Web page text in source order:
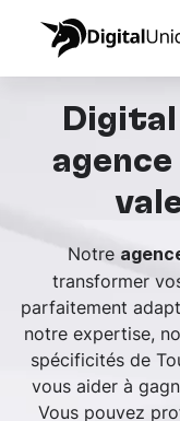
agence
Notre
transformer
parfaitement
notre expertise,
spécificités de
vous aider à
Vous pouvez